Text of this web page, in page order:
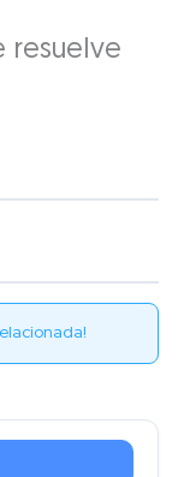
resuelve